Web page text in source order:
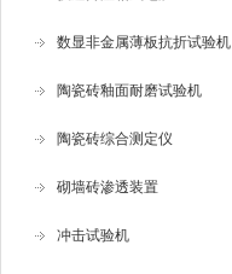
数显非金属薄板抗折试验机
陶瓷砖釉面耐磨试验机
陶瓷砖综合测定仪
砌墙砖渗透装置
冲击试验机